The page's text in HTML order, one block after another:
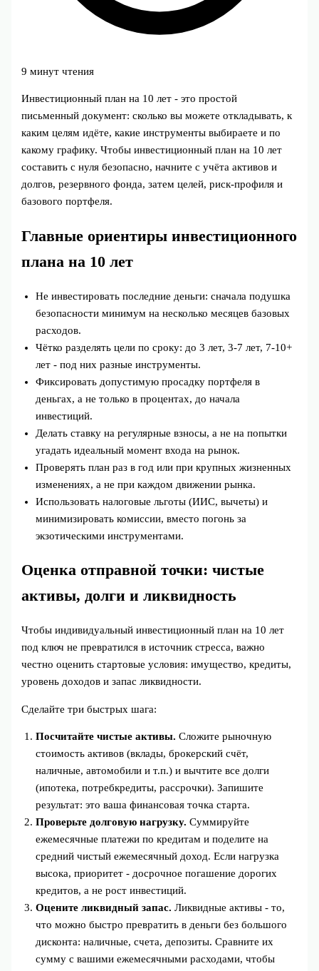
9 минут чтения
Инвестиционный план на 10 лет - это простой
письменный документ: сколько вы можете откладывать, к
каким целям идёте, какие инструменты выбираете и по
какому графику. Чтобы инвестиционный план на 10 лет
составить с нуля безопасно, начните с учёта активов и
долгов, резервного фонда, затем целей, риск‑профиля и
базового портфеля.
Главные ориентиры инвестиционного
плана на 10 лет
Не инвестировать последние деньги: сначала подушка
безопасности минимум на несколько месяцев базовых
расходов.
Чётко разделять цели по сроку: до 3 лет, 3-7 лет, 7-10+
лет - под них разные инструменты.
Фиксировать допустимую просадку портфеля в
деньгах, а не только в процентах, до начала
инвестиций.
Делать ставку на регулярные взносы, а не на попытки
угадать идеальный момент входа на рынок.
Проверять план раз в год или при крупных жизненных
изменениях, а не при каждом движении рынка.
Использовать налоговые льготы (ИИС, вычеты) и
минимизировать комиссии, вместо погонь за
экзотическими инструментами.
Оценка отправной точки: чистые
активы, долги и ликвидность
Чтобы индивидуальный инвестиционный план на 10 лет
под ключ не превратился в источник стресса, важно
честно оценить стартовые условия: имущество, кредиты,
уровень доходов и запас ликвидности.
Сделайте три быстрых шага:
Посчитайте чистые активы. Сложите рыночную
стоимость активов (вклады, брокерский счёт,
наличные, автомобили и т.п.) и вычтите все долги
(ипотека, потребкредиты, рассрочки). Запишите
результат: это ваша финансовая точка старта.
Проверьте долговую нагрузку. Суммируйте
ежемесячные платежи по кредитам и поделите на
средний чистый ежемесячный доход. Если нагрузка
высока, приоритет - досрочное погашение дорогих
кредитов, а не рост инвестиций.
Оцените ликвидный запас. Ликвидные активы - то,
что можно быстро превратить в деньги без большого
дисконта: наличные, счета, депозиты. Сравните их
сумму с вашими ежемесячными расходами, чтобы